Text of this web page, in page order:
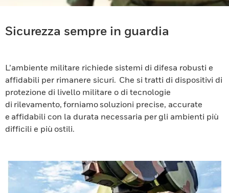
Sicurezza sempre in guardia
L’ambiente militare richiede sistemi di difesa robusti e
affidabili per rimanere sicuri. Che si tratti di dispositivi di
protezione di livello militare o di tecnologie
di rilevamento, forniamo soluzioni precise, accurate
e affidabili con la durata necessaria per gli ambienti più
difficili e più ostili.